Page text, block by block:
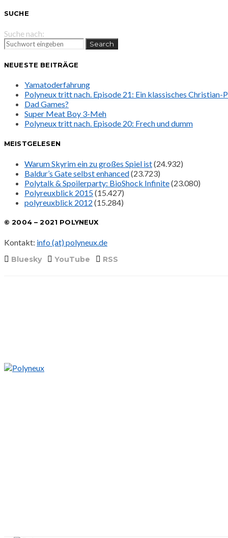
SUCHE
Suche nach:
Search
NEUESTE BEITRÄGE
Yamatoderfahrung
Polyneux tritt nach. Episode 21: Ein klassisches Christian-
Dad Games?
Super Meat Boy 3-Meh
Polyneux tritt nach. Episode 20: Frech und dumm
MEISTGELESEN
Warum Skyrim ein zu großes Spiel ist(24.932)
Baldur’s Gate selbst enhanced(23.723)
Polytalk & Spoilerparty: BioShock Infinite(23.080)
Polyreuxblick 2015(15.427)
polyreuxblick 2012 (15.284)
© 2004 – 2021 POLYNEUX
Kontakt: info (at) polyneux.de
Bluesky YouTube RSS